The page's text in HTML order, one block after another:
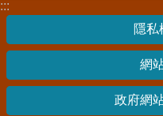
:::
隱私
網
政府網